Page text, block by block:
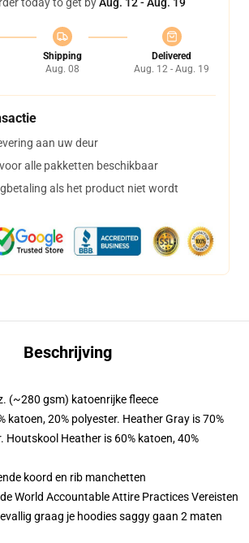
Shipping
Aug. 08
Delivered
Aug. 12 - Aug. 19
aan uw deur
alle pakketten beschikbaar
als het product niet wordt
Beschrijving
(~280 gsm) katoenrijke fleece
katoen, 20% polyester. Heather Gray is 70%
Houtskool Heather is 60% katoen, 40%
koord en rib manchetten
World Accountable Attire Practices Vereisten
graag je hoodies saggy gaan 2 maten